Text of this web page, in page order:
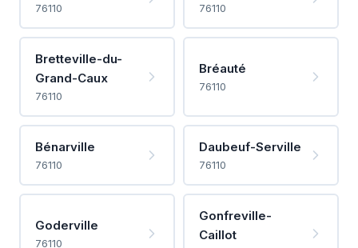
76110 76110
Bretteville-du-
Grand-Caux
76110
Bréauté
76110
Bénarville
76110
Daubeuf-Serville
76110
Goderville
76110
Gonfreville-
Caillot